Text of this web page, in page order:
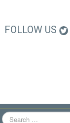
FOLLOW US